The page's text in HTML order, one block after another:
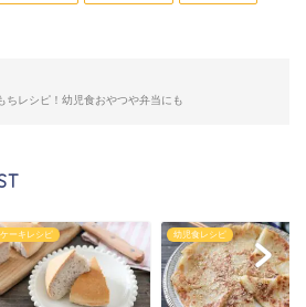
ちレシピ！幼児食おやつや弁当にも
ーキレシピ 幼児食レシピ